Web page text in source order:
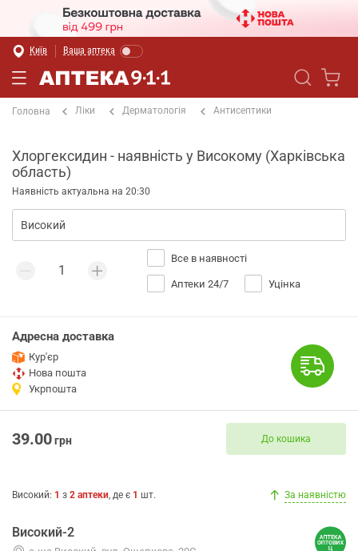
Київ Ваша аптека
Головна Ліки Дерматологія Антисептики
Хлоргексидин - наявність у Високому (Харківська
область)
Наявність актуальна на 20:30
Все в наявності
Аптеки 24/7 Уцінка
Адресна доставка
Кур'єр
Нова пошта
Укрпошта
39.00грн До кошика
Високий: 1 з 2 аптеки, де є 1 шт. За наявністю
Високий-2